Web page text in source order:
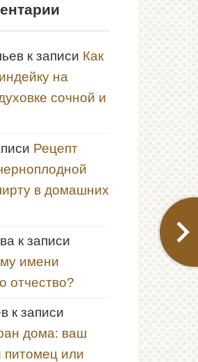
к записи Как
на
сочной и
Рецепт
в домашних
к записи
имени
отчество?
к записи
дома: ваш
питомец или